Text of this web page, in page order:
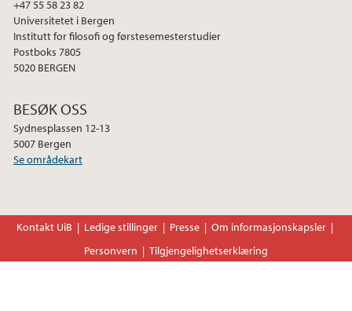
2022
+47 55 58 23 82
Universitetet i Bergen
Institutt for filosofi og førstesemesterstudier
Postboks 7805
5020 BERGEN
BESØK OSS
Sydnesplassen 12-13
5007 Bergen
Se områdekart
Kontakt UiB Ledige stillinger Presse
Om informasjonskapsler
Personvern
Tilgjengelighetserklæring